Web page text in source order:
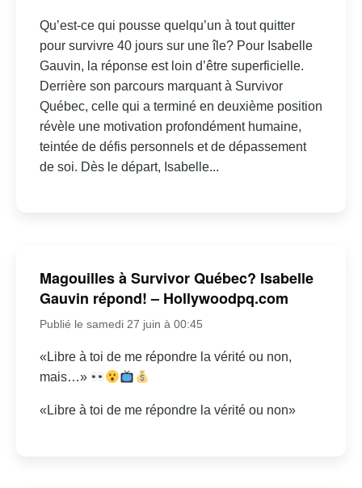
Qu’est-ce qui pousse quelqu’un à tout quitter
pour survivre 40 jours sur une île? Pour Isabelle
Gauvin, la réponse est loin d’être superficielle.
Derrière son parcours marquant à Survivor
Québec, celle qui a terminé en deuxième position
révèle une motivation profondément humaine,
teintée de défis personnels et de dépassement
de soi. Dès le départ, Isabelle...
Magouilles à Survivor Québec? Isabelle
Gauvin répond! – Hollywoodpq.com
Publié le samedi 27 juin à 00:45
«Libre à toi de me répondre la vérité ou non,
mais…»
«Libre à toi de me répondre la vérité ou non»